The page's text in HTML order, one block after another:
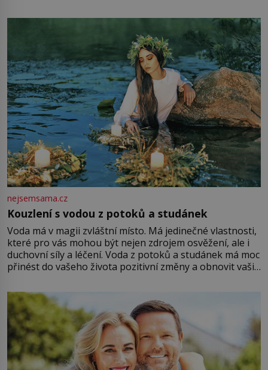
milostpaní. Stačí jenom na sukni,“ zhodnotí švadlena
množství růžového mušelínu. „Ošidili vás, podívejte.“
nejsemsama.cz
Kouzlení s vodou z potoků a studánek
Voda má v magii zvláštní místo. Má jedinečné vlastnosti,
které pro vás mohou být nejen zdrojem osvěžení, ale i
duchovní síly a léčení. Voda z potoků a studánek má moc
přinést do vašeho života pozitivní změny a obnovit vaši
můžete obohatit své rituály a přinést do svého života
větší harmonii a klid. Je důležité